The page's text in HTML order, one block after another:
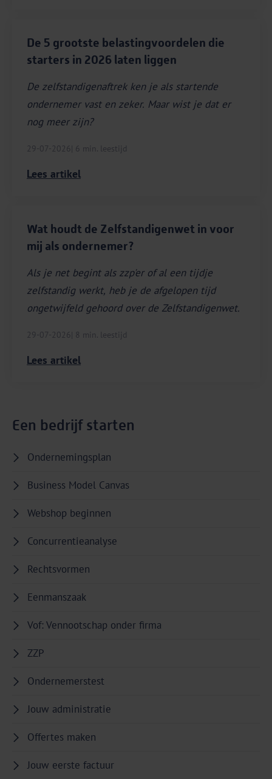
De 5 grootste belastingvoordelen die
starters in 2026 laten liggen
De zelfstandigenaftrek ken je als startende
ondernemer vast en zeker. Maar wist je dat er
nog meer zijn?
29-07-2026 | 6 min. leestijd
Lees artikel
Wat houdt de Zelfstandigenwet in voor
mij als ondernemer?
Als je net begint als zzp'er of al een tijdje
zelfstandig werkt, heb je de afgelopen tijd
ongetwijfeld gehoord over de Zelfstandigenwet.
29-07-2026 | 8 min. leestijd
Lees artikel
Een bedrijf starten
Ondernemingsplan
Business Model Canvas
Webshop beginnen
Concurrentieanalyse
Rechtsvormen
Eenmanszaak
Vof: Vennootschap onder firma
ZZP
Ondernemerstest
Jouw administratie
Offertes maken
Jouw eerste factuur